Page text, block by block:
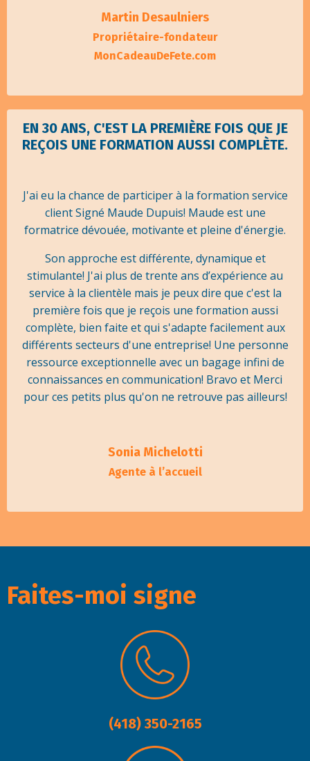
Martin Desaulniers
Propriétaire-fondateur
MonCadeauDeFete.com
EN 30 ANS, C'EST LA PREMIÈRE FOIS QUE JE
REÇOIS UNE FORMATION AUSSI COMPLÈTE.
J'ai eu la chance de participer à la formation service
client Signé Maude Dupuis! Maude est une
formatrice dévouée, motivante et pleine d'énergie.
Son approche est différente, dynamique et
stimulante! J'ai plus de trente ans d’expérience au
service à la clientèle mais je peux dire que c'est la
première fois que je reçois une formation aussi
complète, bien faite et qui s'adapte facilement aux
différents secteurs d'une entreprise! Une personne
ressource exceptionnelle avec un bagage infini de
connaissances en communication! Bravo et Merci
pour ces petits plus qu'on ne retrouve pas ailleurs!
Sonia Michelotti
Agente à l’accueil
Faites-moi signe
(418) 350-2165